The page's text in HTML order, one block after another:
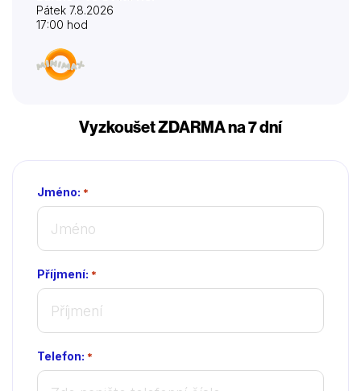
Pátek 7.8.2026
17:00 hod
Vyzkoušet ZDARMA na 7 dní
Jméno: *
Příjmení: *
Telefon: *